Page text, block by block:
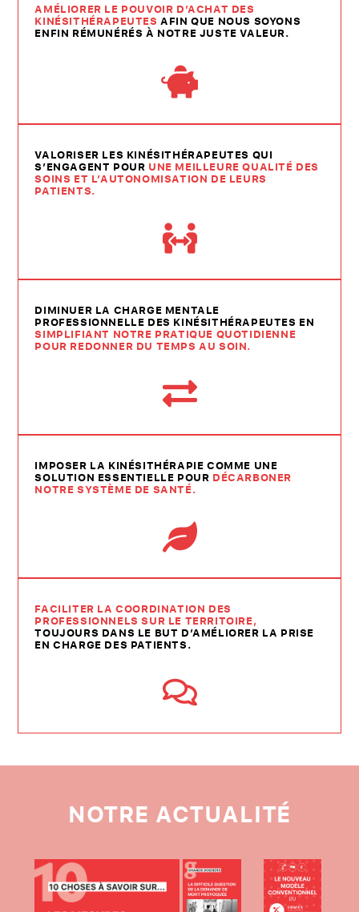
AMÉLIORER LE POUVOIR D’ACHAT DES
KINÉSITHÉRAPEUTES AFIN QUE NOUS SOYONS
ENFIN RÉMUNÉRÉS À NOTRE JUSTE VALEUR.
VALORISER LES KINÉSITHÉRAPEUTES QUI
S’ENGAGENT POUR UNE MEILLEURE QUALITÉ DES
SOINS ET L’AUTONOMISATION DE LEURS
PATIENTS.
DIMINUER LA CHARGE MENTALE
PROFESSIONNELLE DES KINÉSITHÉRAPEUTES EN
SIMPLIFIANT NOTRE PRATIQUE QUOTIDIENNE
POUR REDONNER DU TEMPS AU SOIN.
IMPOSER LA KINÉSITHÉRAPIE COMME UNE
SOLUTION ESSENTIELLE POUR DÉCARBONER
NOTRE SYSTÈME DE SANTÉ.
FACILITER LA COORDINATION DES
PROFESSIONNELS SUR LE TERRITOIRE,
TOUJOURS DANS LE BUT D’AMÉLIORER LA PRISE
EN CHARGE DES PATIENTS.
NOTRE ACTUALITÉ